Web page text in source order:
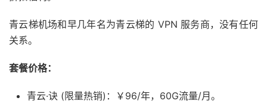
青云梯机场和早几年名为青云梯的 VPN 服务商，没有任何
关系。
套餐价格：
青云·诀 (限量热销)：￥96/年，60G流量/月。